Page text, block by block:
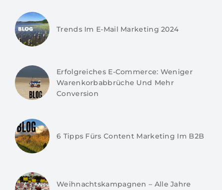
Trends Im E-Mail Marketing 2024
Erfolgreiches E-Commerce: Weniger
Warenkorbabbrüche Und Mehr
Conversion
6 Tipps Fürs Content Marketing Im B2B
Weihnachtskampagnen – Alle Jahre